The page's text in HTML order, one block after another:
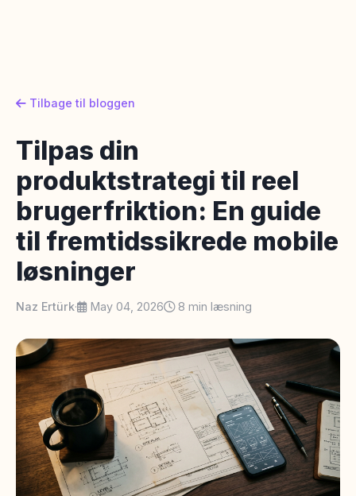
Tilbage til bloggen
Tilpas din
produktstrategi til reel
brugerfriktion: En guide
til fremtidssikrede mobile
løsninger
Naz Ertürk· May 04, 2026 8 min læsning